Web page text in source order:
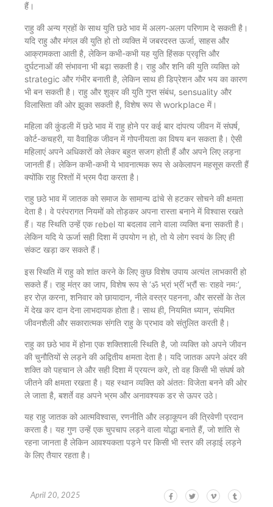
हैं।
राहु की अन्य ग्रहों के साथ युति छठे भाव में अलग-अलग परिणाम दे सकती है।
यदि राहु और मंगल की युति हो तो व्यक्ति में जबरदस्त ऊर्जा, साहस और
आक्रामकता आती है, लेकिन कभी-कभी यह युति हिंसक प्रवृत्ति और
दुर्घटनाओं की संभावना भी बढ़ा सकती है। राहु और शनि की युति व्यक्ति को
strategic और गंभीर बनाती है, लेकिन साथ ही डिप्रेशन और भय का कारण
भी बन सकती है। राहु और शुक्र की युति गुप्त संबंध, sensuality और
विलासिता की ओर झुका सकती है, विशेष रूप से workplace में।
महिला की कुंडली में छठे भाव में राहु होने पर कई बार दांपत्य जीवन में संघर्ष,
कोर्ट-कचहरी, या वैवाहिक जीवन में गोपनीयता का विषय बन सकता है। ऐसी
महिलाएं अपने अधिकारों को लेकर बहुत सजग होती हैं और अपने लिए लड़ना
जानती हैं। लेकिन कभी-कभी ये भावनात्मक रूप से अकेलापन महसूस करती हैं
क्योंकि राहु रिश्तों में भ्रम पैदा करता है।
राहु छठे भाव में जातक को समाज के सामान्य ढांचे से हटकर सोचने की क्षमता
देता है। वे परंपरागत नियमों को तोड़कर अपना रास्ता बनाने में विश्वास रखते
हैं। यह स्थिति उन्हें एक rebel या बदलाव लाने वाला व्यक्ति बना सकती है।
लेकिन यदि ये ऊर्जा सही दिशा में उपयोग न हो, तो ये लोग स्वयं के लिए ही
संकट खड़ा कर सकते हैं।
इस स्थिति में राहु को शांत करने के लिए कुछ विशेष उपाय अत्यंत लाभकारी हो
सकते हैं। राहु मंत्र का जाप, विशेष रूप से ‘ॐ भ्रां भ्रीं भ्रौं सः राहवे नमः’,
हर रोज़ करना, शनिवार को छायादान, नीले वस्त्र पहनना, और सरसों के तेल
में देख कर दान देना लाभदायक होता है। साथ ही, नियमित ध्यान, संयमित
जीवनशैली और सकारात्मक संगति राहु के प्रभाव को संतुलित करती है।
राहु का छठे भाव में होना एक शक्तिशाली स्थिति है, जो व्यक्ति को अपने जीवन
की चुनौतियों से लड़ने की अद्वितीय क्षमता देता है। यदि जातक अपने अंदर की
शक्ति को पहचान ले और सही दिशा में प्रयत्न करे, तो वह किसी भी संघर्ष को
जीतने की क्षमता रखता है। यह स्थान व्यक्ति को अंततः विजेता बनने की ओर
ले जाता है, बशर्ते वह अपने भ्रम और अनावश्यक डर से ऊपर उठे।
यह राहु जातक को आत्मविश्वास, रणनीति और लड़ाकूपन की त्रिवेणी प्रदान
करता है। यह गुण उन्हें एक चुपचाप लड़ने वाला योद्धा बनाते हैं, जो शांति से
रहना जानता है लेकिन आवश्यकता पड़ने पर किसी भी स्तर की लड़ाई लड़ने
के लिए तैयार रहता है।
April 20, 2025